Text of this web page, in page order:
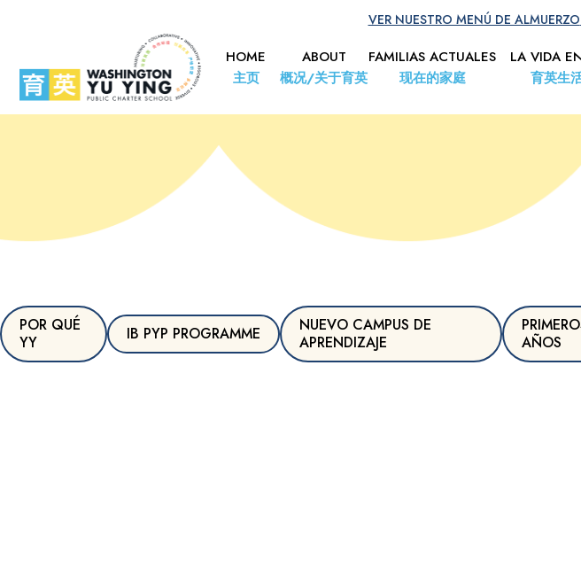
VER NUESTRO MENÚ DE ALMUERZO
HOME
主页
ABOUT
概况/关于育英
FAMILIAS ACTUALES
现在的家庭
LA VIDA
育英生
POR QUÉ
YY
IB PYP PROGRAMME
NUEVO CAMPUS DE
APRENDIZAJE
AÑOS